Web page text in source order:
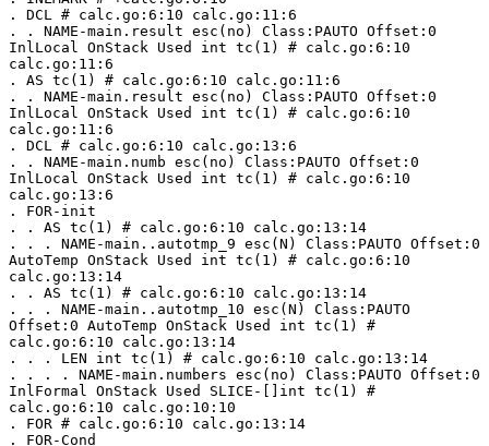
. DCL # calc.go:6:10 calc.go:11:6
. . NAME-main.result esc(no) Class:PAUTO Offset:0
InlLocal OnStack Used int tc(1) # calc.go:6:10
calc.go:11:6
. AS tc(1) # calc.go:6:10 calc.go:11:6
. . NAME-main.result esc(no) Class:PAUTO Offset:0
InlLocal OnStack Used int tc(1) # calc.go:6:10
calc.go:11:6
. DCL # calc.go:6:10 calc.go:13:6
. . NAME-main.numb esc(no) Class:PAUTO Offset:0
InlLocal OnStack Used int tc(1) # calc.go:6:10
calc.go:13:6
. FOR-init
. . AS tc(1) # calc.go:6:10 calc.go:13:14
. . . NAME-main..autotmp_9 esc(N) Class:PAUTO Offset:0
AutoTemp OnStack Used int tc(1) # calc.go:6:10
calc.go:13:14
. . AS tc(1) # calc.go:6:10 calc.go:13:14
. . . NAME-main..autotmp_10 esc(N) Class:PAUTO
Offset:0 AutoTemp OnStack Used int tc(1) #
calc.go:6:10 calc.go:13:14
. . . LEN int tc(1) # calc.go:6:10 calc.go:13:14
. . . . NAME-main.numbers esc(no) Class:PAUTO Offset:0
InlFormal OnStack Used SLICE-[]int tc(1) #
calc.go:6:10 calc.go:10:10
. FOR # calc.go:6:10 calc.go:13:14
. FOR-Cond